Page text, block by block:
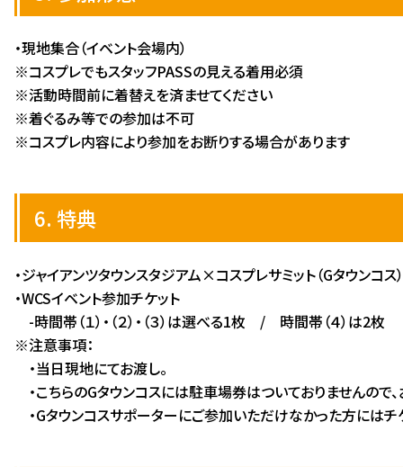
・現地集合（イベント会場内）
※コスプレでもスタッフPASSの見える着用必須
※活動時間前に着替えを済ませてください
※着ぐるみ等での参加は不可
※コスプレ内容により参加をお断りする場合があります
6. 特典
・ジャイアンツタウンスタジアム×コスプレサミット（Gタウンコス
・WCSイベント参加チケット
-時間帯（１）・（２）・（３）は選べる1枚 / 時間帯（４）は2枚
※注意事項：
・当日現地にてお渡し。
・こちらのGタウンコスには駐車場券はついておりませんの
・Gタウンコスサポーターにご参加いただけなかった方にはチ